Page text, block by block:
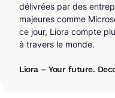
délivrées par des
majeures comme
ce jour, Liora compte
à travers le monde.
Liora – Your future.